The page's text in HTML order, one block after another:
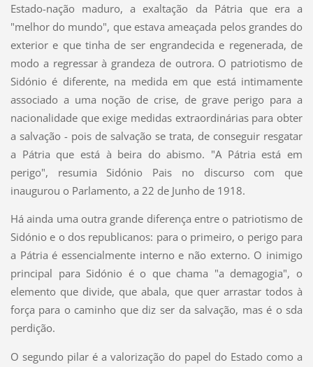
Estado-nação maduro, a exaltação da Pátria que era a
"melhor do mundo", que estava ameaçada pelos grandes do
exterior e que tinha de ser engrandecida e regenerada, de
modo a regressar à grandeza de outrora. O patriotismo de
Sidónio é diferente, na medida em que está intimamente
associado a uma noção de crise, de grave perigo para a
nacionalidade que exige medidas extraordinárias para obter
a salvação - pois de salvação se trata, de conseguir resgatar
a Pátria que está à beira do abismo. "A Pátria está em
perigo", resumia Sidónio Pais no discurso com que
inaugurou o Parlamento, a 22 de Junho de 1918.
Há ainda uma outra grande diferença entre o patriotismo de
Sidónio e o dos republicanos: para o primeiro, o perigo para
a Pátria é essencialmente interno e não externo. O inimigo
principal para Sidónio é o que chama "a demagogia", o
elemento que divide, que abala, que quer arrastar todos à
força para o caminho que diz ser da salvação, mas é o sda
perdição.
O segundo pilar é a valorização do papel do Estado como a